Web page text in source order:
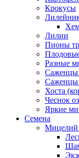
Крокусы
Лилии
Пионы
Разные
Саженцы
Саженцы
Хоста
Чеснок
Яркие
Семена
Мицелий